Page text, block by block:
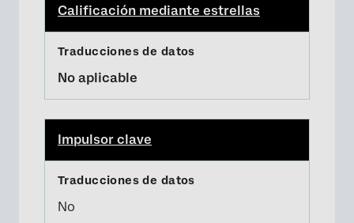
Calificación mediante estrellas
No aplicable
Impulsor clave
No